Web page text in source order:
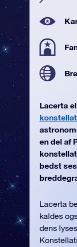
Lacerta
en del af
bedst
Lacerta
kaldes
dens